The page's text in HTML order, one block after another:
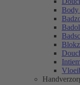
Body